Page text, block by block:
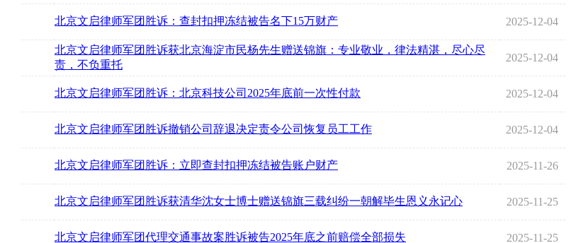
北京文启律师军团胜诉：查封扣押冻结被告名下15万财产 2025-12-04
北京文启律师军团胜诉获北京海淀市民杨先生赠送锦旗：专业敬业，律法精湛，尽心尽
责，不负重托
2025-12-04
北京文启律师军团胜诉：北京科技公司2025年底前一次性付款 2025-12-04
北京文启律师军团胜诉撤销公司辞退决定责令公司恢复员工工作 2025-12-04
北京文启律师军团胜诉：立即查封扣押冻结被告账户财产 2025-11-26
北京文启律师军团胜诉获清华沈女士博士赠送锦旗三载纠纷一朝解毕生恩义永记心 2025-11-25
北京文启律师军团代理交通事故案胜诉被告2025年底之前赔偿全部损失 2025-11-25